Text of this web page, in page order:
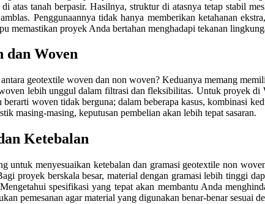
atas tanah berpasir. Hasilnya, struktur di atasnya tetap stabil
Penggunaannya tidak hanya memberikan ketahanan
memastikan proyek Anda bertahan menghadapi tekanan
dan Woven
geotextile woven dan non woven? Keduanya memang
lebih unggul dalam filtrasi dan fleksibilitas. Untuk proyek
woven tidak berguna; dalam beberapa kasus, kombinasi
masing-masing, keputusan pembelian akan lebih tepat sasaran.
Ketebalan
untuk menyesuaikan ketebalan dan gramasi geotextile non
proyek berskala besar, material dengan gramasi lebih tinggi
spesifikasi yang tepat akan membantu Anda
pemesanan agar material yang digunakan benar-benar sesuai